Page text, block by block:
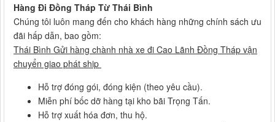
Hàng Đi Đồng Tháp Từ Thái Bình
Chúng tôi luôn mang đến cho khách hàng những chính sách ưu
đãi hấp dẫn, bao gồm:
Thái Bình Gửi hàng chành nhà xe đi Cao Lãnh Đồng Tháp vận
chuyển giao phát ship
Hỗ trợ đóng gói, đóng kiện (theo yêu cầu).
Miễn phí bốc dỡ hàng tại kho bãi Trọng Tấn.
Hỗ trợ xuất hóa đơn, thu hộ.